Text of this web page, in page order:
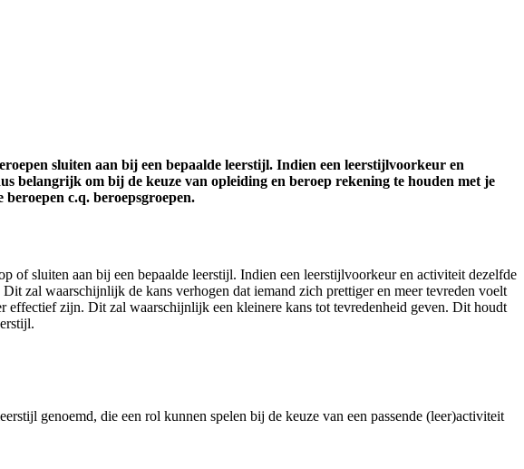
sluiten aan bij een bepaalde leerstijl. Indien een leerstijlvoorkeur en
belangrijk om bij de keuze van opleiding en beroep rekening te houden met je
c.q. beroepsgroepen.
of sluiten aan bij een bepaalde leerstijl. Indien een leerstijlvoorkeur en activiteit dezelfde
zal waarschijnlijk de kans verhogen dat iemand zich prettiger en meer tevreden voelt
effectief zijn. Dit zal waarschijnlijk een kleinere kans tot tevredenheid geven. Dit houdt
genoemd, die een rol kunnen spelen bij de keuze van een passende (leer)activiteit